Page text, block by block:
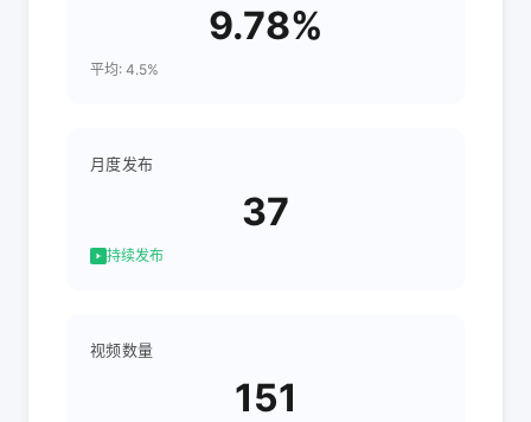
9.78%
平均: 4.5%
月度发布
37
持续发布
视频数量
151